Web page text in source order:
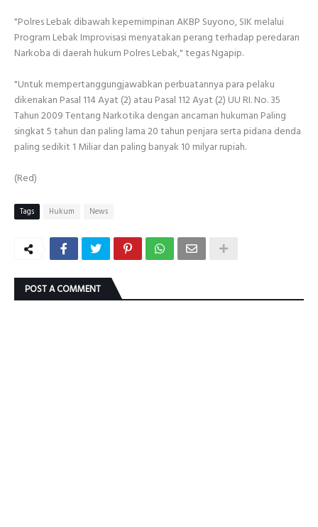
"Polres Lebak dibawah kepemimpinan AKBP Suyono, SIK melalui
Program Lebak Improvisasi menyatakan perang terhadap peredaran
Narkoba di daerah hukum Polres Lebak," tegas Ngapip.
"Untuk mempertanggungjawabkan perbuatannya para pelaku
dikenakan Pasal 114 Ayat (2) atau Pasal 112 Ayat (2) UU RI. No. 35
Tahun 2009 Tentang Narkotika dengan ancaman hukuman Paling
singkat 5 tahun dan paling lama 20 tahun penjara serta pidana denda
paling sedikit 1 Miliar dan paling banyak 10 milyar rupiah.
(Red)
Tags Hukum News
POST A COMMENT